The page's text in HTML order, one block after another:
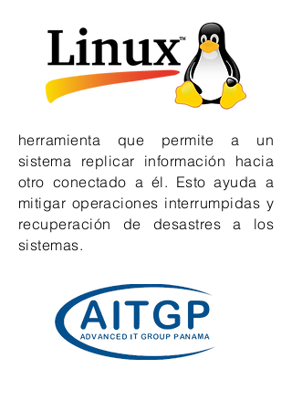
herramienta que permite a un
sistema replicar información hacia
otro conectado a él. Esto ayuda a
mitigar operaciones interrumpidas y
recuperación de desastres a los
sistemas.